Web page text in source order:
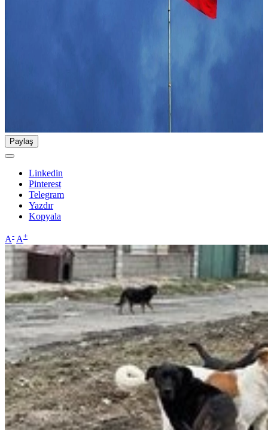
Paylaş
Linkedin
Pinterest
Telegram
Yazdır
Kopyala
A- A+